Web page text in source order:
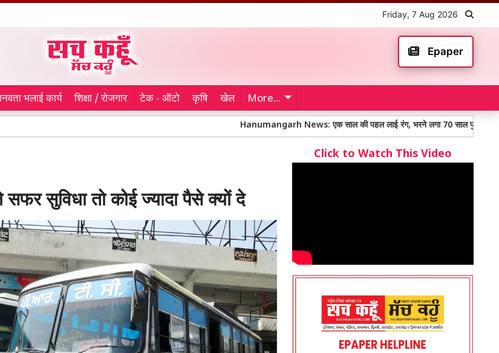
Friday, 7 Aug 2026
Epaper
भलाई कार्य शिक्षा / रोजगार टेक - ऑटो कृषि खेल More...
Hanumangarh News: एक साल की पहल लाई रंग, भरने लगा 70 साल पुराना जर्जर कुआं
सुविधा तो कोई ज्यादा पैसे क्यों दे
Click to Watch This Video